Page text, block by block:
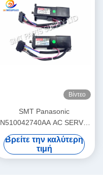
Βίντεο
SMT Panasonic
N510042740AA AC SERVO
MOTOR 3W MULTI Theta-
Motor P50BA2002BXS3C 3
HD Light Weight
Βρείτε την καλύτερη
τιμή